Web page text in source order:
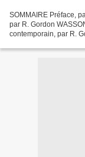
SOMMAIRE Préface,
par R. Gordon
contemporain, par R.